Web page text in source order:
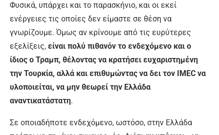
Φυσικά, υπάρχει και το παρασκήνιο, και οι εκεί
ενέργειες τις οποίες δεν είμαστε σε θέση να
γνωρίζουμε. Όμως αν κρίνουμε από τις ευρύτερες
εξελίξεις, είναι πολύ πιθανόν το ενδεχόμενο και ο
ίδιος ο Τραμπ, θέλοντας να κρατήσει ευχαριστημένη
την Τουρκία, αλλά και επιθυμώντας να δει τον IMEC να
υλοποιείται, να μην θεωρεί την Ελλάδα
αναντικατάστατη.
Σε οποιαδήποτε ενδεχόμενο, ωστόσο, στην Ελλάδα